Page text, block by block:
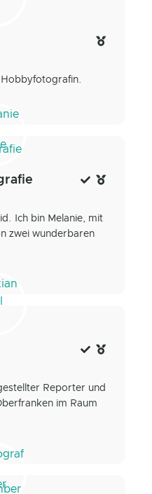
Hobbyfotografin.
Ich bin Melanie, mit
zwei wunderbaren
Reporter und
im Raum